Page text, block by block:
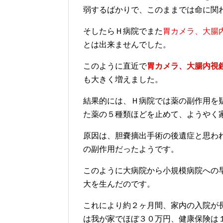
治療費の増大になりました。
２つの病院で同じ検査を
Ｈ大病院（一次救急病院）で胆嚢摘
になりました。
るため 胃カメラ、大腸内視鏡検査 を行
弱するばかりで、このままでは命に
そしたらＨ病院でまた胃カメラ、大腸
とは出来ませんでした。
このように直近で 胃カメラ、大腸内視
も大きく増えました。